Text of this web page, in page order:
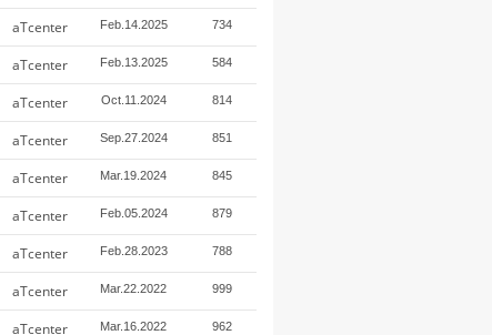
aTcenter Feb.14.2025 734
aTcenter Feb.13.2025 584
aTcenter Oct.11.2024 814
aTcenter Sep.27.2024 851
aTcenter Mar.19.2024 845
aTcenter Feb.05.2024 879
aTcenter Feb.28.2023 788
aTcenter Mar.22.2022 999
aTcenter Mar.16.2022 962